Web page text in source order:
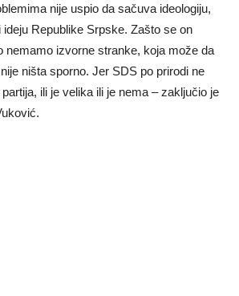
nije uspio da sačuva ideologiju,
ideju Republike Srpske. Zašto se on
nemamo izvorne stranke, koja može da
ništa sporno. Јer SDS po prirodi ne
ili je velika ili je nema – zaključio je